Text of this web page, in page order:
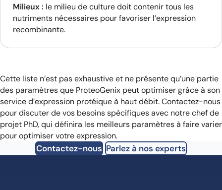
Milieux : le milieu de culture doit contenir tous les
nutriments nécessaires pour favoriser l’expression
recombinante.
Cette liste n’est pas exhaustive et ne présente qu’une partie
des paramètres que ProteoGenix peut optimiser grâce à son
service d’expression protéique à haut débit. Contactez-nous
pour discuter de vos besoins spécifiques avec notre chef de
projet PhD, qui définira les meilleurs paramètres à faire varier
pour optimiser votre expression.
Contactez-nous Parlez à nos experts